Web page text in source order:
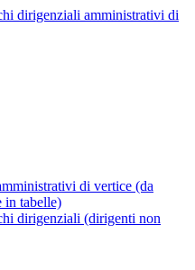
dirigenziali amministrativi di
di vertice (da
in tabelle)
dirigenziali (dirigenti non